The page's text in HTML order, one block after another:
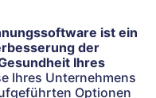
ist ein
der
Ihres
Ihres Unternehmens
Optionen